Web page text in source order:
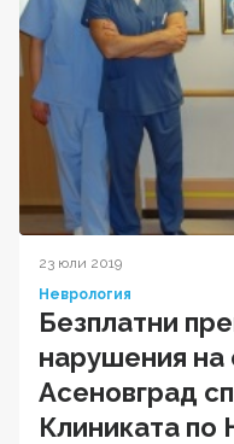
23 юли 2019
Неврология
Безплатни
нарушения на
Асеновград
Клиниката по